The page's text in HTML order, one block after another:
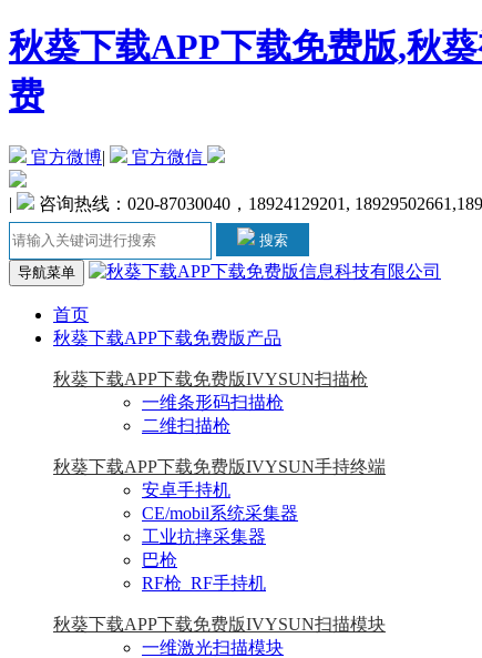
秋葵下载APP下载免费版,秋
费
官方微博| 官方微信
| 咨询热线：020-87030040，18924129201,
搜索
导航菜单
首页
秋葵下载APP下载免费版产品
秋葵下载APP下载免费版IVYSUN扫描枪
一维条形码扫描枪
二维扫描枪
秋葵下载APP下载免费版IVYSUN手持终端
安卓手持机
CE/mobil系统采集器
工业抗摔采集器
巴枪
RF枪_RF手持机
秋葵下载APP下载免费版IVYSUN扫描模块
一维激光扫描模块